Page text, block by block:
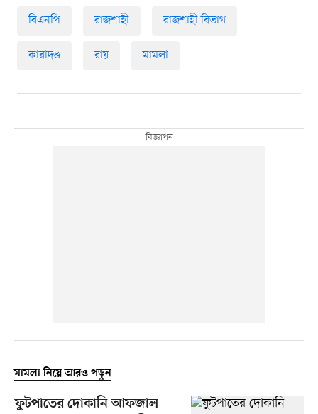
বিএনপি রাজশাহী রাজশাহী বিভাগ
কারাদণ্ড রায় মামলা
মামলা নিয়ে আরও পড়ুন
ফুটপাতের দোকানি আফজাল